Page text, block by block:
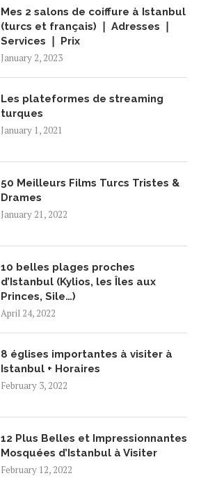
Mes 2 salons de coiffure à Istanbul
(turcs et français) ❘ Adresses ❘
Services ❘ Prix
January 2, 2023
Les plateformes de streaming
turques
January 1, 2021
50 Meilleurs Films Turcs Tristes &
Drames
January 21, 2022
10 belles plages proches
d’Istanbul (Kylios, les Îles aux
Princes, Sile…)
April 24, 2022
8 églises importantes à visiter à
Istanbul + Horaires
February 3, 2022
12 Plus Belles et Impressionnantes
Mosquées d’Istanbul à Visiter
February 12, 2022